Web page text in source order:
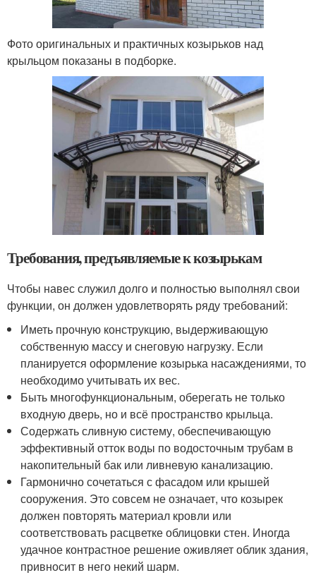
Фото оригинальных и практичных козырьков над
крыльцом показаны в подборке.
Требования, предъявляемые к козырькам
Чтобы навес служил долго и полностью выполнял свои
функции, он должен удовлетворять ряду требований:
Иметь прочную конструкцию, выдерживающую
собственную массу и снеговую нагрузку. Если
планируется оформление козырька насаждениями, то
необходимо учитывать их вес.
Быть многофункциональным, оберегать не только
входную дверь, но и всё пространство крыльца.
Содержать сливную систему, обеспечивающую
эффективный отток воды по водосточным трубам в
накопительный бак или ливневую канализацию.
Гармонично сочетаться с фасадом или крышей
сооружения. Это совсем не означает, что козырек
должен повторять материал кровли или
соответствовать расцветке облицовки стен. Иногда
удачное контрастное решение оживляет облик здания,
привносит в него некий шарм.